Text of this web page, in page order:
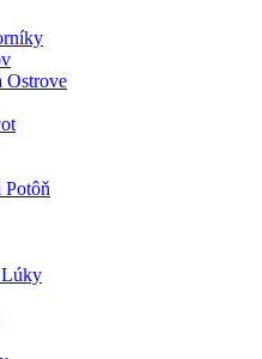
Ostrove
Potôň
Lúky